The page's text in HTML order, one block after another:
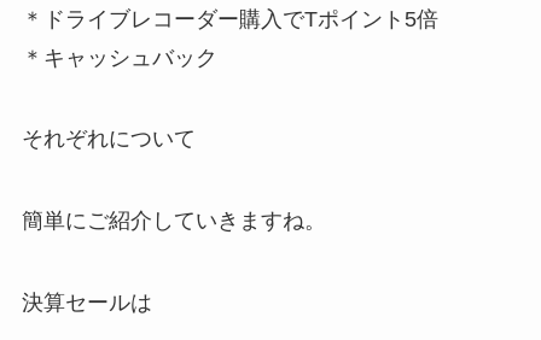
＊ドライブレコーダー購入でTポイント5倍
＊キャッシュバック
それぞれについて
簡単にご紹介していきますね。
決算セールは